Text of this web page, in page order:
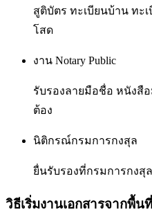
สูติบัตร ทะเบียนบ้าน ทะ
โสด
งาน Notary Public
รับรองลายมือชื่อ หนังสื
ต้อง
นิติกรณ์กรมการกงสุล
ยื่นรับรองที่กรมการกงสุ
วิธีเริ่มงานเอกสารจากพื้น